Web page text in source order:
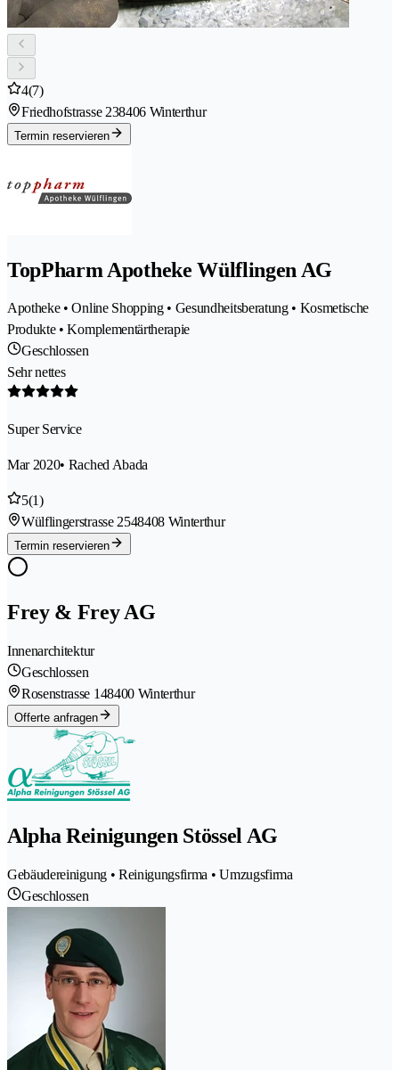
4(7)
Friedhofstrasse 238406 Winterthur
Termin reservieren
TopPharm Apotheke Wülflingen AG
Apotheke • Online Shopping • Gesundheitsberatung • Kosmetische
Produkte • Komplementärtherapie
Geschlossen
Sehr nettes
Super Service
Mar 2020• Rached Abada
5(1)
Wülflingerstrasse 2548408 Winterthur
Termin reservieren
Frey & Frey AG
Innenarchitektur
Geschlossen
Rosenstrasse 148400 Winterthur
Offerte anfragen
Alpha Reinigungen Stössel AG
Gebäudereinigung • Reinigungsfirma • Umzugsfirma
Geschlossen